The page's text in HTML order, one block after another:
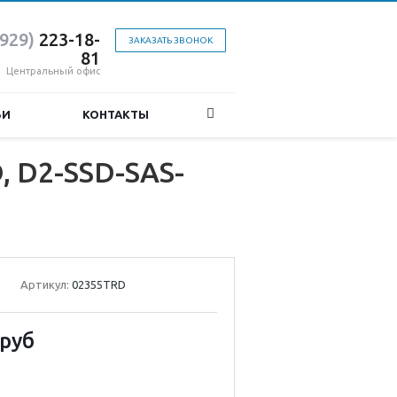
ЗАКАЗАТЬ ЗВОНОК
223-18-
81
Центральный офис
КОНТАКТЫ
SSD-SAS-
Артикул:02355TRD
руб